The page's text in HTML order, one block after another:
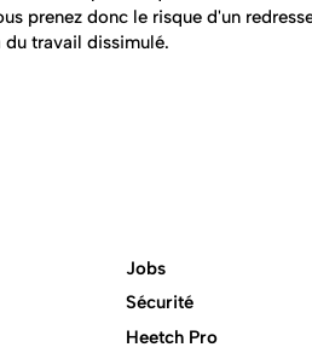
prenez donc le risque d'un
du travail dissimulé.
Jobs
Sécurité
Heetch Pro